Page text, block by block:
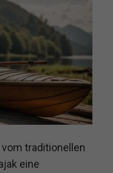
traditionellen
eine